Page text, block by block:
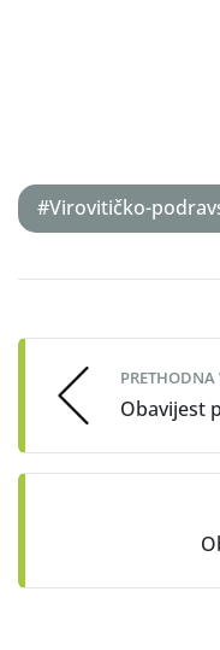
#Virovitičko-
navigation
PRETHODNA
Obavijest